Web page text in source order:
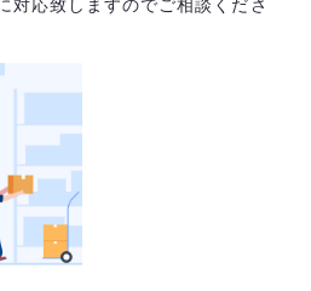
対応致しますのでご相談くださ